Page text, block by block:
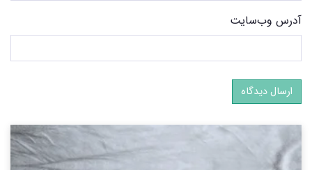
آدرس وب‌سایت
ارسال دیدگاه